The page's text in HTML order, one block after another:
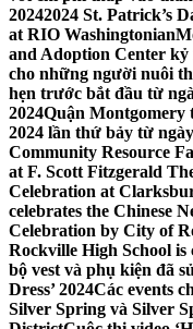
20242024 St. Patrick’s
at RIO Washingtonian
and Adoption Center kỷ
cho những người nuôi
hẹn trước bắt đầu từ
2024Quận Montgomery
2024 lần thứ bảy từ
Community Resource
at F. Scott Fitzgerald
Celebration at
celebrates the Chinese
Celebration by City of
Rockville High School is
bộ vest và phụ kiện đã
Dress’ 2024Các events
Silver Spring và Silver